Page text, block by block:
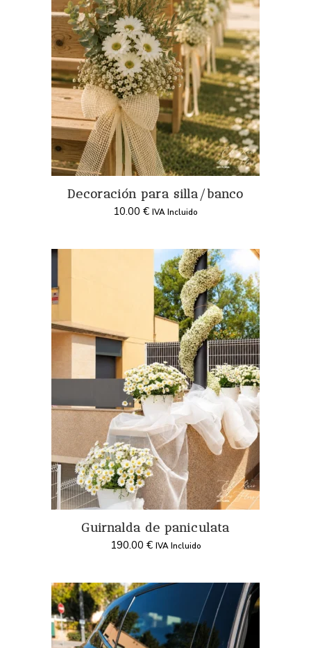
Decoración para silla/banco
10.00 € IVA Incluido
Guirnalda de paniculata
190.00 € IVA Incluido